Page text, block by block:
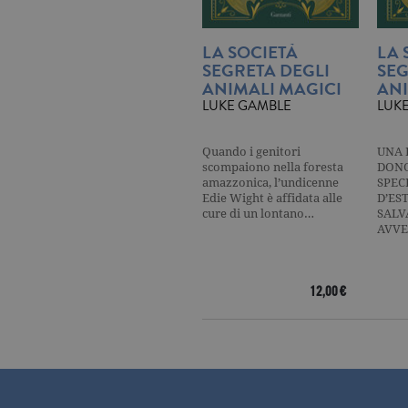
LA SOCIETÀ
SEGRETA DEGLI
ANIMALI MAGICI
LUKE GAMBLE
Quando i genitori
scompaiono nella foresta
amazzonica, l’undicenne
Edie Wight è affidata alle
cure di un lontano…
12,00 €
LA
UNA
current_url
_ga
Nome Dominio